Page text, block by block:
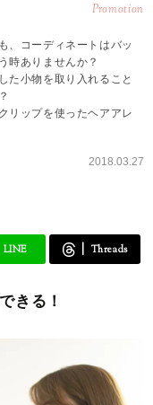
Promotion
、コーディネートはバッ
ありませんか？
た小物を取り入れること
リップを使ったヘアアレ
2018.03.27
LINE Threads
きる！